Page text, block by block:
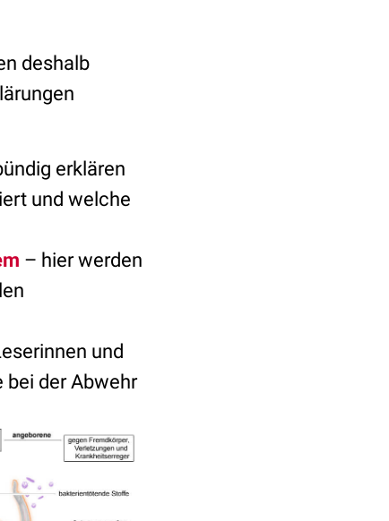
deshalb
erklären
und welche
– hier werden
und
bei der Abwehr